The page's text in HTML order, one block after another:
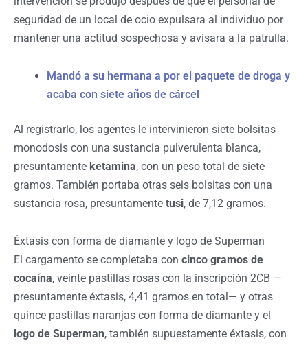
seguridad de un local de ocio expulsara al individuo por
mantener una actitud sospechosa y avisara a la patrulla.
Mandó a su hermana a por el paquete de droga y
acaba con siete años de cárcel
Al registrarlo, los agentes le intervinieron siete bolsitas
monodosis con una sustancia pulverulenta blanca,
presuntamente ketamina, con un peso total de siete
gramos. También portaba otras seis bolsitas con una
sustancia rosa, presuntamente tusi, de 7,12 gramos.
Éxtasis con forma de diamante y logo de Superman
El cargamento se completaba con cinco gramos de
cocaína, veinte pastillas rosas con la inscripción 2CB —
presuntamente éxtasis, 4,41 gramos en total— y otras
quince pastillas naranjas con forma de diamante y el
logo de Superman, también supuestamente éxtasis, con